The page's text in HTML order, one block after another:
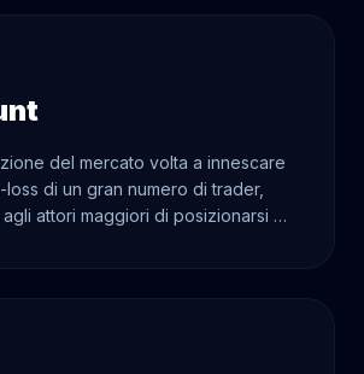
del mercato volta a innescare
di un gran numero di trader,
attori maggiori di posizionarsi a